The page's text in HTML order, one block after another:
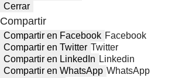
Cerrar
Compartir
Compartir en Facebook Facebook
Compartir en Twitter Twitter
Compartir en LinkedIn Linkedin
Compartir en WhatsApp WhatsApp